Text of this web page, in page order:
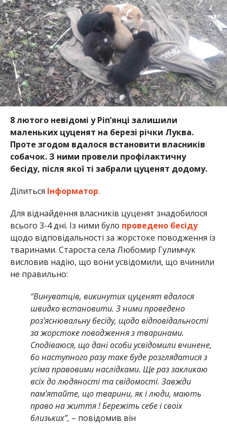
8 лютого невідомі у Ріп’янці залишили
маленьких цуценят на березі річки Луква.
Проте згодом вдалося встановити власників
собачок. З ними провели профілактичну
бесіду, після якої ті забрали цуценят додому.
Ділиться Інформатор.
Для віднайдення власників цуценят знадобилося
всього 3-4 дні. Із ними було проведено бесіду
щодо відповідальності за жорстоке поводження із
тваринами. Староста села Любомир Гулимчук
висловив надію, що вони усвідомили, що вчинили
не правильно:
“Винуватців, викинутих цуценят вдалося
швидко встановити. З ними проведено
роз’яснювальну бесіду, щодо відповідальності
за жорстоке поводження з тваринами.
Сподіваюся, що дані особи усвідомили вчинене,
бо наступного разу таке буде розглядатися з
усіма правовими наслідками. Ще раз закликаю
всіх до людяності та свідомості. Завжди
пам’ятайте, що тварини, як і люди, мають
право на життя ! Бережіть себе і своїх
близьких”, – повідомив він